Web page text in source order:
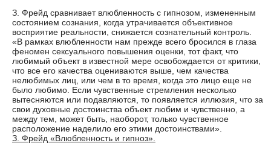
З. Фрейд сравнивает влюбленность с гипнозом, измененным
состоянием сознания, когда утрачивается объективное
восприятие реальности, снижается сознательный контроль.
«В рамках влюбленности нам прежде всего бросился в глаза
феномен сексуального повышения оценки, тот факт, что
любимый объект в известной мере освобождается от критики,
что все его качества оцениваются выше, чем качества
нелюбимых лиц, или чем в то время, когда это лицо еще не
было любимо. Если чувственные стремления несколько
вытесняются или подавляются, то появляется иллюзия, что за
свои духовные достоинства объект любим и чувственно, а
между тем, может быть, наоборот, только чувственное
расположение наделило его этими достоинствами».
З. Фрейд «Влюбленность и гипноз».